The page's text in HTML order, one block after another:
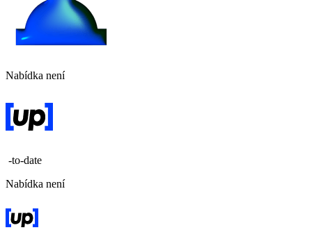
Nabídka není
-to-date
Nabídka není